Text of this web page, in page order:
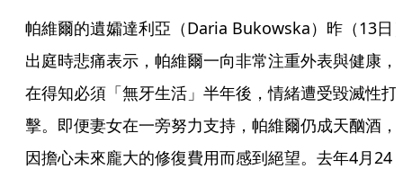
帕維爾的遺孀達利亞（Daria Bukowska）昨（13日
出庭時悲痛表示，帕維爾一向非常注重外表與健康，
在得知必須「無牙生活」半年後，情緒遭受毀滅性打
擊。即便妻女在一旁努力支持，帕維爾仍成天酗酒，
因擔心未來龐大的修復費用而感到絕望。去年4月24